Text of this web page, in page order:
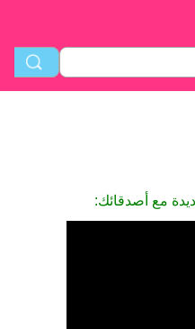
مع أصدقائك: